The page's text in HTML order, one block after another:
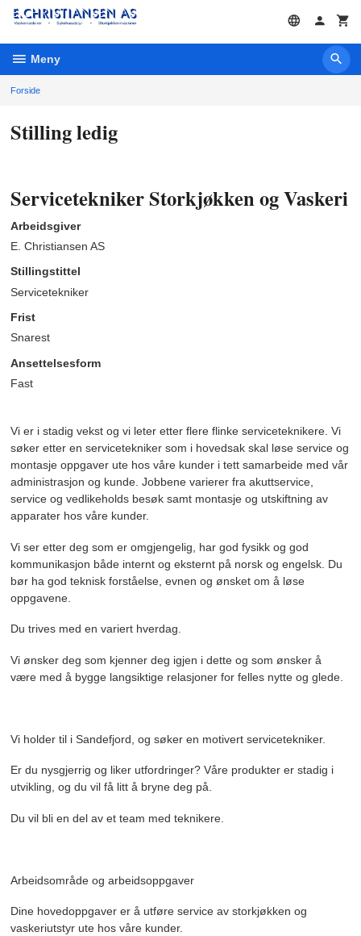
Gå
innholdet
Meny
Forside
Stilling ledig
Servicetekniker Storkjøkken og Vaskeri
Arbeidsgiver
E. Christiansen AS
Stillingstittel
Servicetekniker
Frist
Snarest
Ansettelsesform
Fast
Vi er i stadig vekst og vi leter etter flere flinke serviceteknikere. Vi
søker etter en servicetekniker som i hovedsak skal løse service og
montasje oppgaver ute hos våre kunder i tett samarbeide med vår
administrasjon og kunde. Jobbene varierer fra akuttservice,
service og vedlikeholds besøk samt montasje og utskiftning av
apparater hos våre kunder.
Vi ser etter deg som er omgjengelig, har god fysikk og god
kommunikasjon både internt og eksternt på norsk og engelsk. Du
bør ha god teknisk forståelse, evnen og ønsket om å løse
oppgavene.
Du trives med en variert hverdag.
Vi ønsker deg som kjenner deg igjen i dette og som ønsker å
være med å bygge langsiktige relasjoner for felles nytte og glede.
Vi holder til i Sandefjord, og søker en motivert servicetekniker.
Er du nysgjerrig og liker utfordringer? Våre produkter er stadig i
utvikling, og du vil få litt å bryne deg på.
Du vil bli en del av et team med teknikere.
Arbeidsområde og arbeidsoppgaver
Dine hovedoppgaver er å utføre service av storkjøkken og
vaskeriutstyr ute hos våre kunder.